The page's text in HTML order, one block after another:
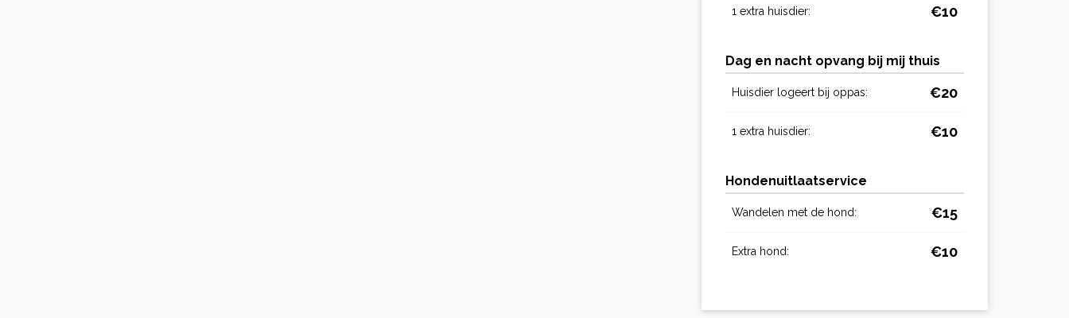
1 extra huisdier: €10
Dag en nacht opvang bij mij thuis
Huisdier logeert bij oppas: €20
1 extra huisdier: €10
Hondenuitlaatservice
Wandelen met de hond: €15
Extra hond: €10